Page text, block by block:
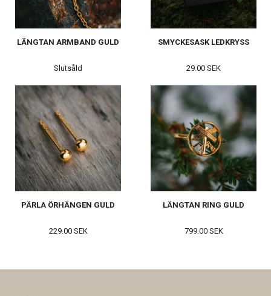
LÄNGTAN ARMBAND GULD
Slutsåld
SMYCKESASK LEDKRYSS
29.00 SEK
PÄRLA ÖRHÄNGEN GULD
229.00 SEK
LÄNGTAN RING GULD
799.00 SEK